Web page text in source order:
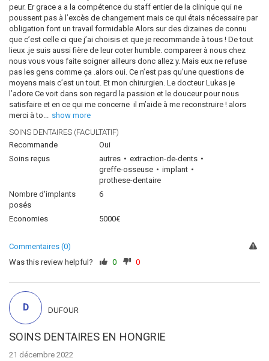
peur. Er grace a a la compétence du staff entier de la clinique qui ne
poussent pas à l’excès de changement mais ce qui étais nécessaire par
obligation font un travail formidable Alors sur des dizaines de connu
que c’est celle ci que j’ai choisis et que je recommande à tous ! De tout
lieux .je suis aussi fière de leur coter humble. compareer à nous chez
nous vous vous faite soigner ailleurs donc allez y. Mais eux ne refuse
pas les gens comme ça .alors oui. Ce n’est pas qu’une questions de
moyens mais c’est un tout. Et mon chirurgien. Le docteur Lukas je
l’adore Ce voit dans son regard la passion et le douceur pour nous
satisfaire et en ce qui me concerne il m’aide à me reconstruire ! alors
merci à to
show more
SOINS DENTAIRES (FACULTATIF)
Recommande
Oui
Soins reçus
autres
extraction-de-dents
greffe-osseuse
implant
prothese-dentaire
Nombre d'implants
posés
6
Economies 5000€
Commentaires (0)
Was this review helpful?
0 0
SOINS DENTAIRES EN HONGRIE
21 décembre 2022
D DUFOUR